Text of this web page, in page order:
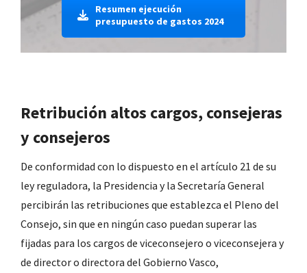
Resumen ejecución
presupuesto de gastos 2024
Retribución altos cargos, consejeras
y consejeros
De conformidad con lo dispuesto en el artículo 21 de su
ley reguladora, la Presidencia y la Secretaría General
percibirán las retribuciones que establezca el Pleno del
Consejo, sin que en ningún caso puedan superar las
fijadas para los cargos de viceconsejero o viceconsejera y
de director o directora del Gobierno Vasco,